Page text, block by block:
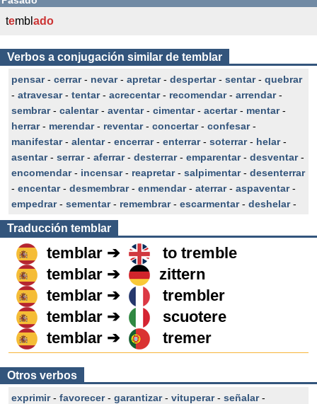
tembl ado
Verbos a conjugación similar de temblar
pensar- cerrar- nevar- apretar- despertar- sentar- quebrar
- atravesar- tentar- acrecentar- recomendar- arrendar-
sembrar- calentar- aventar- cimentar- acertar- mentar-
herrar- merendar- reventar- concertar- confesar-
manifestar- alentar- encerrar- enterrar- soterrar- helar-
asentar- serrar- aferrar- desterrar- emparentar- desventar-
encomendar- incensar- reapretar- salpimentar- desenterrar
- encentar- desmembrar- enmendar- aterrar- aspaventar-
empedrar- sementar- remembrar- escarmentar- deshelar-
Traducción temblar
temblar ➔
to tremble
temblar ➔
zittern
temblar ➔
trembler
temblar ➔
scuotere
temblar ➔
tremer
Otros verbos
exprimir- favorecer- garantizar- vituperar- señalar-